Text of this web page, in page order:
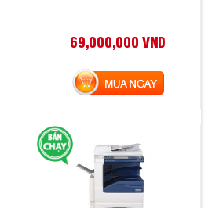
69,000,000 VND
MUA NGAY